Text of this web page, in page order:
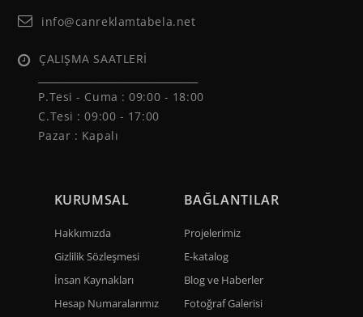
info@canreklamtabela.net
ÇALIŞMA SAATLERİ
P.Tesi - Cuma : 09:00 - 18:00
C.Tesi : 09:00 - 17:00
Pazar : Kapalı
KURUMSAL
Hakkımızda
Gizlilik Sözleşmesi
İnsan Kaynakları
Hesap Numaralarımız
BAĞLANTILAR
Projelerimiz
E-katalog
Blog ve Haberler
Fotoğraf Galerisi